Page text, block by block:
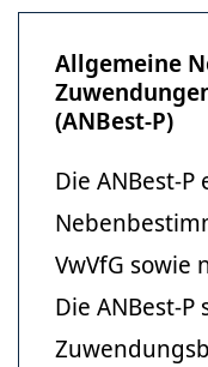
Allgemeine
(ANBest-P)
Die ANBest-
VwVfG sowie
Die ANBest-